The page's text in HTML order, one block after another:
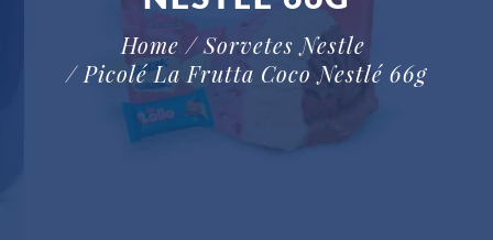
Home / Sorvetes Nestle
/ Picolé La Frutta Coco Nestlé 66g